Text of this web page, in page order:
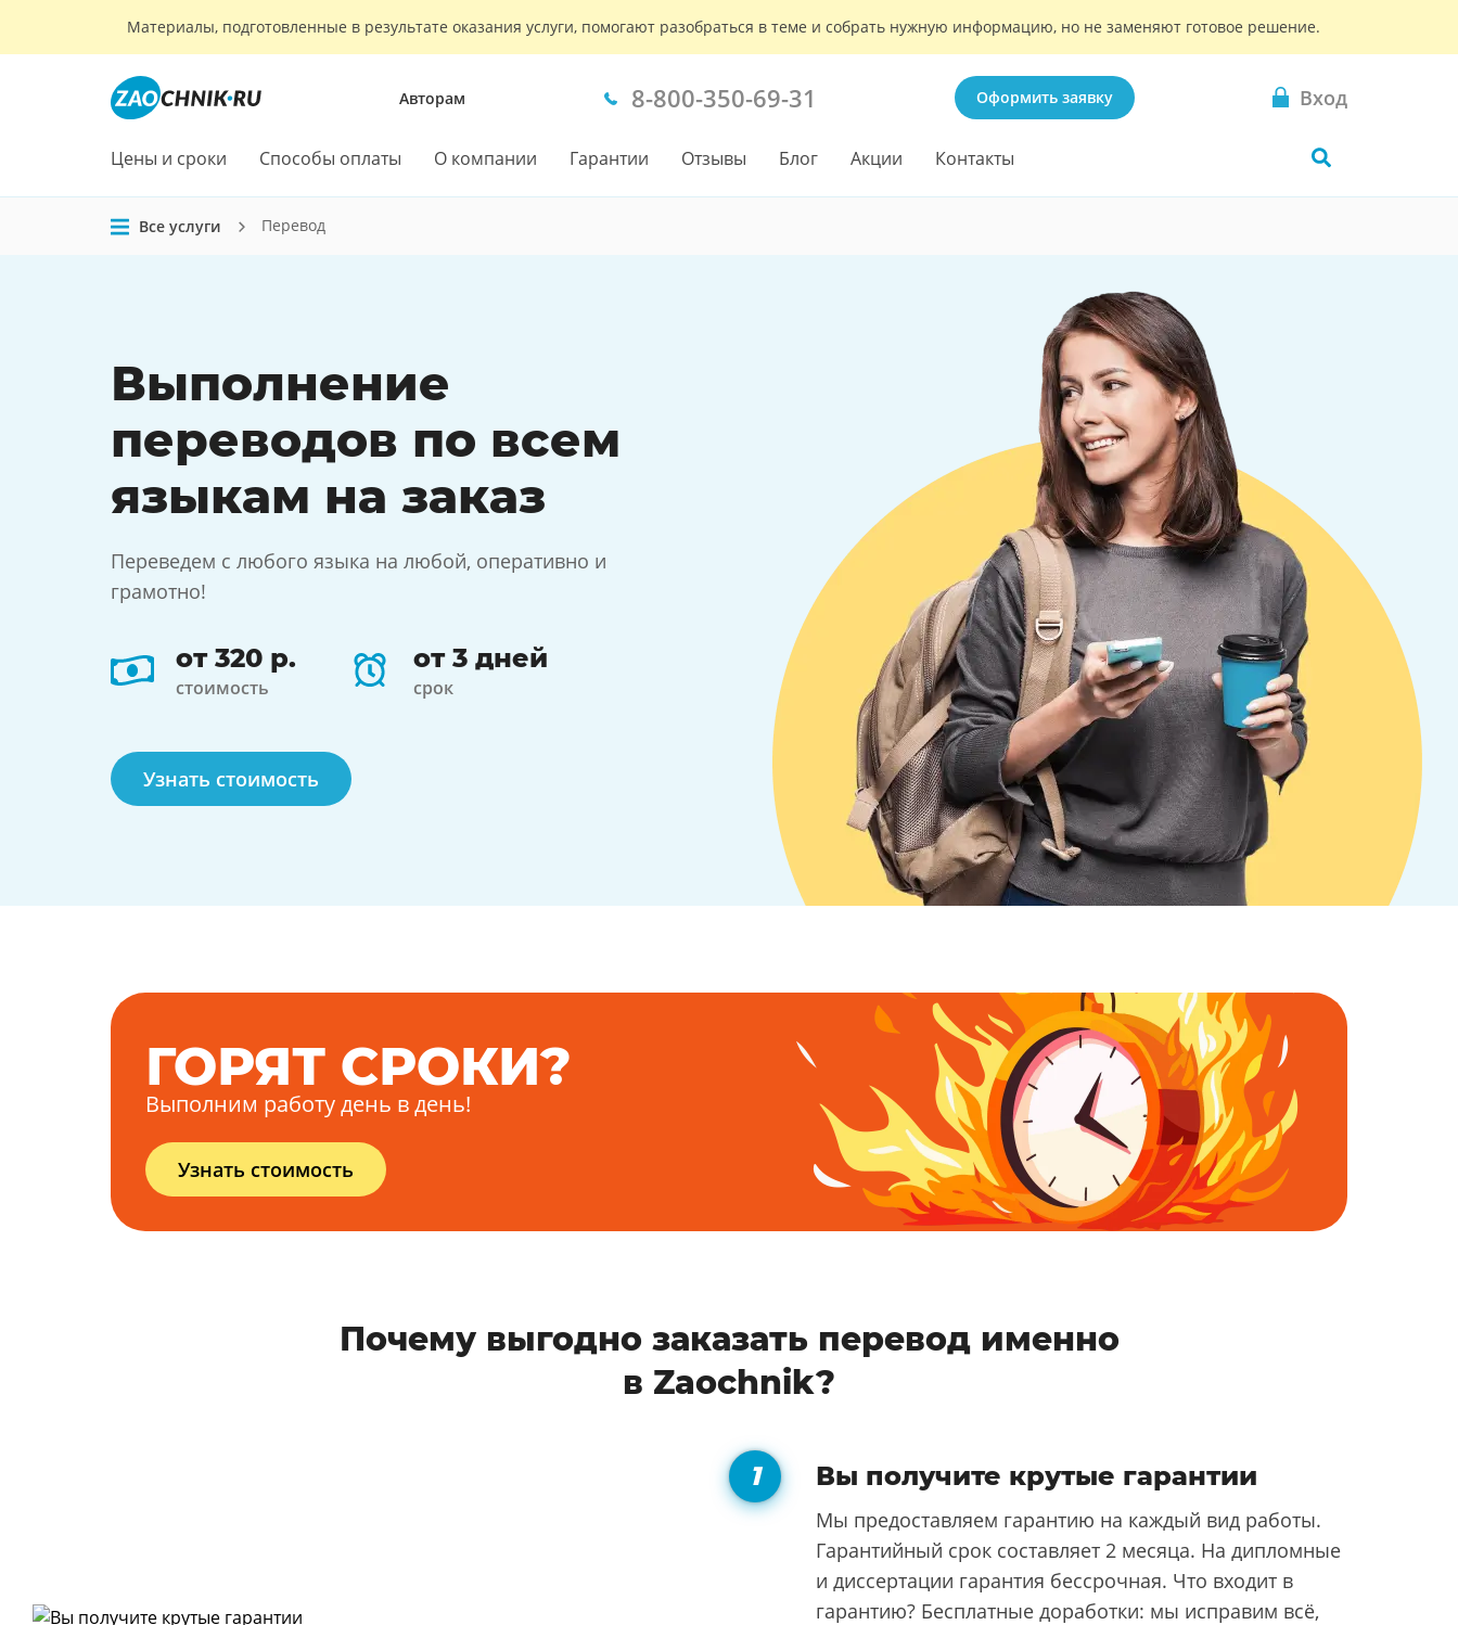
Материалы, подготовленные в результате оказания услуги, помогают разобраться в теме и собрать нужную информацию, но не заменяют готовое решение.
Авторам 8-800-350-69-31 Оформить заявку Вход
Цены и сроки Способы оплаты О компании Гарантии Отзывы Блог Акции Контакты
Все услуги Перевод
Выполнение
переводов по всем
языкам на заказ
Переведем с любого языка на любой, оперативно и
грамотно!
от 320 р.
стоимость
от 3 дней
срок
Узнать стоимость
ГОРЯТ СРОКИ?
Выполним работу день в день!
Узнать стоимость
Почему выгодно заказать перевод именно
в Zaochnik?
Вы получите крутые гарантии
Мы предоставляем гарантию на каждый вид работы.
Гарантийный срок составляет 2 месяца. На дипломные
и диссертации гарантия бессрочная. Что входит в
гарантию? Бесплатные доработки: мы исправим всё,